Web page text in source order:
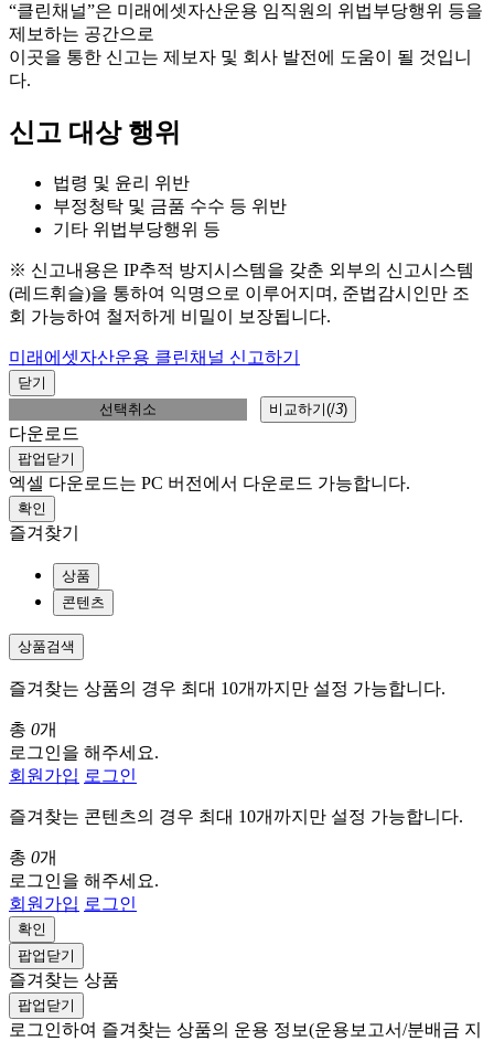
“클린채널”은 미래에셋자산운용 임직원의 위법부당행위 등을
제보하는 공간으로
이곳을 통한 신고는 제보자 및 회사 발전에 도움이 될 것입니
다.
신고 대상 행위
법령 및 윤리 위반
부정청탁 및 금품 수수 등 위반
기타 위법부당행위 등
※ 신고내용은 IP추적 방지시스템을 갖춘 외부의 신고시스템
(레드휘슬)을 통하여 익명으로 이루어지며, 준법감시인만 조
회 가능하여 철저하게 비밀이 보장됩니다.
미래에셋자산운용 클린채널 신고하기
닫기
선택취소
비교하기(/3)
다운로드
팝업닫기
엑셀 다운로드는 PC 버전에서 다운로드 가능합니다.
확인
즐겨찾기
상품
콘텐츠
상품검색
즐겨찾는 상품의 경우 최대 10개까지만 설정 가능합니다.
총 0개
로그인을 해주세요.
회원가입 로그인
즐겨찾는 콘텐츠의 경우 최대 10개까지만 설정 가능합니다.
총 0개
로그인을 해주세요.
회원가입 로그인
확인
팝업닫기
즐겨찾는 상품
팝업닫기
로그인하여 즐겨찾는 상품의 운용 정보(운용보고서/분배금 지